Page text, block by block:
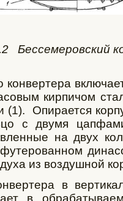
Бессемеровский
конвертера
кирпичом
(1). Опирается
с двумя
на двух
из воздушной
в
в